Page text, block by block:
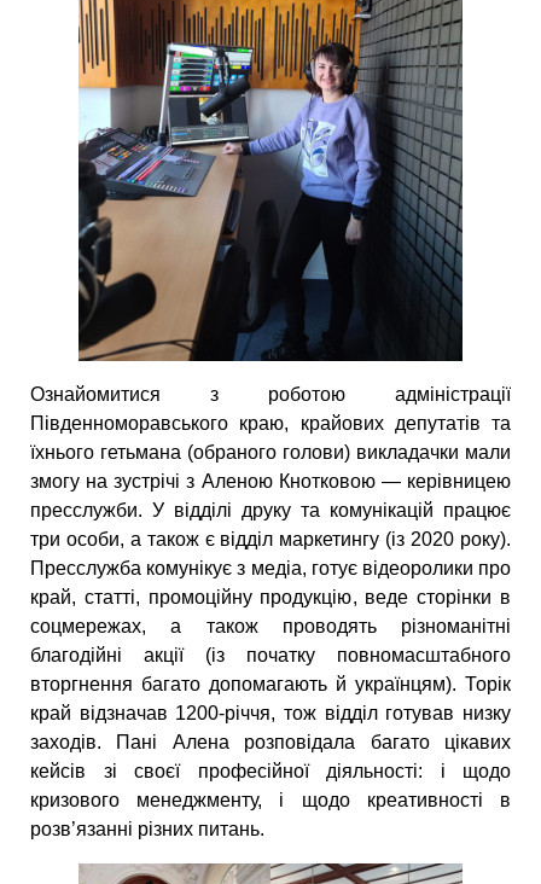
Ознайомитися з роботою адміністрації
Південноморавського краю, крайових депутатів та
їхнього гетьмана (обраного голови) викладачки мали
змогу на зустрічі з Аленою Кнотковою — керівницею
пресслужби. У відділі друку та комунікацій працює
три особи, а також є відділ маркетингу (із 2020 року).
Пресслужба комунікує з медіа, готує відеоролики про
край, статті, промоційну продукцію, веде сторінки в
соцмережах, а також проводять різноманітні
благодійні акції (із початку повномасштабного
вторгнення багато допомагають й українцям). Торік
край відзначав 1200-річчя, тож відділ готував низку
заходів. Пані Алена розповідала багато цікавих
кейсів зі своєї професійної діяльності: і щодо
кризового менеджменту, і щодо креативності в
розв’язанні різних питань.